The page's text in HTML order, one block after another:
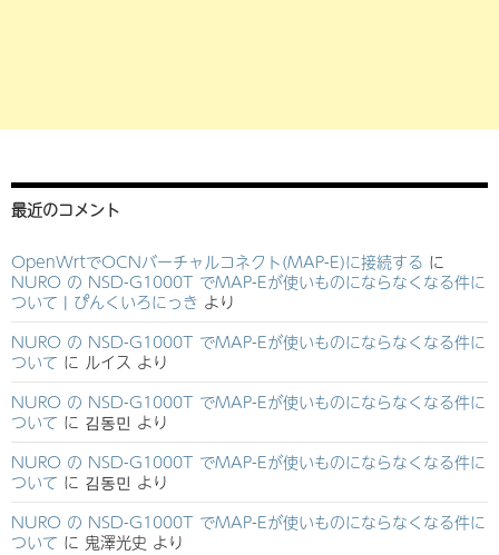
最近のコメント
OpenWrtでOCNバーチャルコネクト(MAP-E)に接続する に
NURO の NSD-G1000T でMAP-Eが使いものにならなくなる件に
ついて | ぴんくいろにっき より
NURO の NSD-G1000T でMAP-Eが使いものにならなくなる件に
ついて に ルイス より
NURO の NSD-G1000T でMAP-Eが使いものにならなくなる件に
ついて に 김동민 より
NURO の NSD-G1000T でMAP-Eが使いものにならなくなる件に
ついて に 김동민 より
NURO の NSD-G1000T でMAP-Eが使いものにならなくなる件に
ついて に 鬼澤光史 より